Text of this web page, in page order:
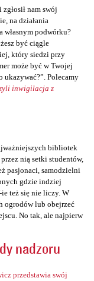
nam swój
na działania
własnym podwórku?
być ciągle
który siedzi przy
może być w Twojej
ukazywać?”. Polecamy
inwigilacja z
bibliotek
nią setki studentów,
pasjonaci, samodzielni
gdzie indziej
też się nie liczy. W
ogrodów lub obejrzeć
No tak, ale najpierw
nadzoru
przedstawia swój